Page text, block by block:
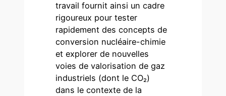
travail fournit ainsi un cadre
rigoureux pour tester
rapidement des concepts de
conversion nucléaire-chimie
et explorer de nouvelles
voies de valorisation de gaz
industriels (dont le CO₂)
dans le contexte de la